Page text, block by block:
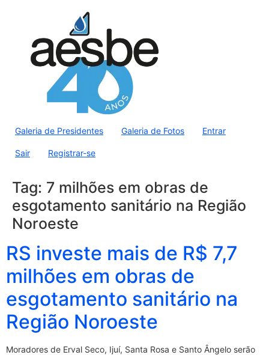
Galeria de Presidentes Galeria de Fotos Entrar
Sair Registrar-se
Tag: 7 milhões em obras de
esgotamento sanitário na Região
Noroeste
RS investe mais de R$ 7,7
milhões em obras de
esgotamento sanitário na
Região Noroeste
Moradores de Erval Seco, Ijuí, Santa Rosa e Santo Ângelo serão